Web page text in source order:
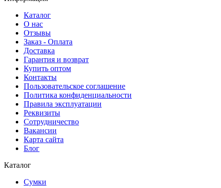
Каталог
О нас
Отзывы
Заказ - Оплата
Доставка
Гарантия и возврат
Купить оптом
Контакты
Пользовательское соглашение
Политика конфиденциальности
Правила эксплуатации
Реквизиты
Сотрудничество
Вакансии
Карта сайта
Блог
Каталог
Сумки